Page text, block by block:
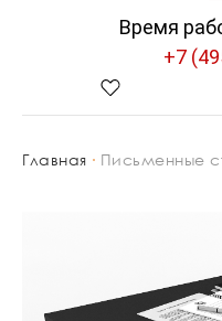
Время
+7
Главная Письменные